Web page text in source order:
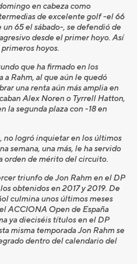
en cabeza como
de excelente golf -el 66
65 el sábado-, se defendió de
desde el primer hoyo. Así
hoyos.
que ha firmado en los
a Rahm, al que aún le quedó
una renta aún más amplia en
Alex Noren o Tyrrell Hatton,
la segunda plaza con -18 en
no logró inquietar en los últimos
semana, una más, le ha servido
orden de mérito del circuito.
triunfo de Jon Rahm en el DP
obtenidos en 2017 y 2019. De
culmina unos últimos meses
ACCIONA Open de España
ya dieciséis títulos en el DP
misma temporada Jon Rahm se
dentro del calendario del